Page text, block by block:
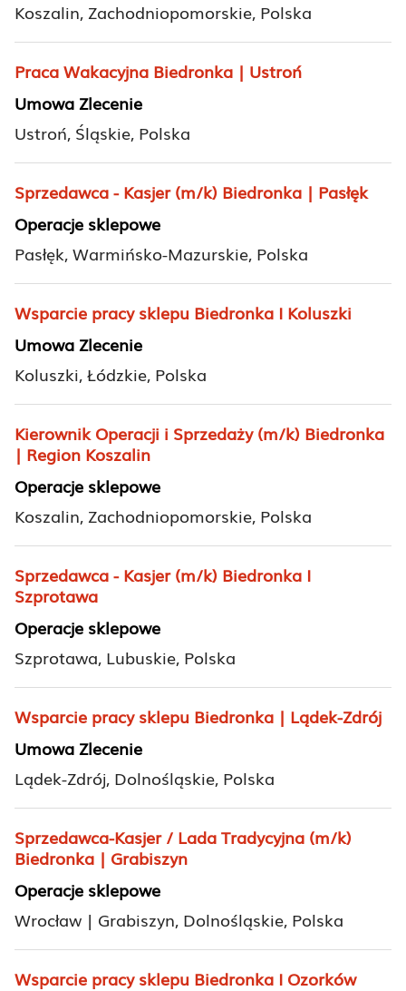
Koszalin, Zachodniopomorskie, Polska
Praca Wakacyjna Biedronka | Ustroń
Umowa Zlecenie
Ustroń, Śląskie, Polska
Sprzedawca - Kasjer (m/k) Biedronka | Pasłęk
Operacje sklepowe
Pasłęk, Warmińsko-Mazurskie, Polska
Wsparcie pracy sklepu Biedronka I Koluszki
Umowa Zlecenie
Koluszki, Łódzkie, Polska
Kierownik Operacji i Sprzedaży (m/k) Biedronka
| Region Koszalin
Operacje sklepowe
Koszalin, Zachodniopomorskie, Polska
Sprzedawca - Kasjer (m/k) Biedronka I
Szprotawa
Operacje sklepowe
Szprotawa, Lubuskie, Polska
Wsparcie pracy sklepu Biedronka | Lądek-Zdrój
Umowa Zlecenie
Lądek-Zdrój, Dolnośląskie, Polska
Sprzedawca-Kasjer / Lada Tradycyjna (m/k)
Biedronka | Grabiszyn
Operacje sklepowe
Wrocław | Grabiszyn, Dolnośląskie, Polska
Wsparcie pracy sklepu Biedronka I Ozorków